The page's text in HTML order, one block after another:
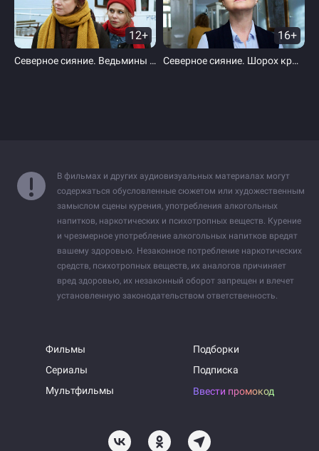
12+
Северное сияние. Ведьмины куклы
16+
Северное сияние. Шорох крыльев
В фильмах и других аудиовизуальных материалах могут
содержаться обусловленные сюжетом или художественным
замыслом сцены курения, употребления алкогольных
напитков, наркотических и психотропных веществ. Курение
и чрезмерное употребление алкогольных напитков вредят
вашему здоровью. Незаконное потребление наркотических
средств, психотропных веществ, их аналогов причиняет
вред здоровью, их незаконный оборот запрещен и влечет
установленную законодательством ответственность.
Фильмы
Сериалы
Мультфильмы
Подборки
Подписка
Ввести промокод